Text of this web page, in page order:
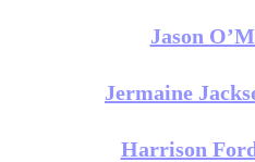
Jason
Jermaine
Harrison